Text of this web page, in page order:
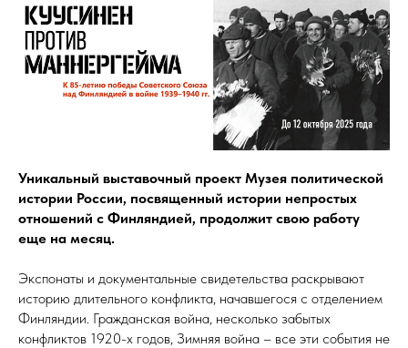
Уникальный выставочный проект Музея политической
истории России, посвященный истории непростых
отношений с Финляндией, продолжит свою работу
еще на месяц.
Экспонаты и документальные свидетельства раскрывают
историю длительного конфликта, начавшегося с отделением
Финляндии. Гражданская война, несколько забытых
конфликтов 1920-х годов, Зимняя война – все эти события не